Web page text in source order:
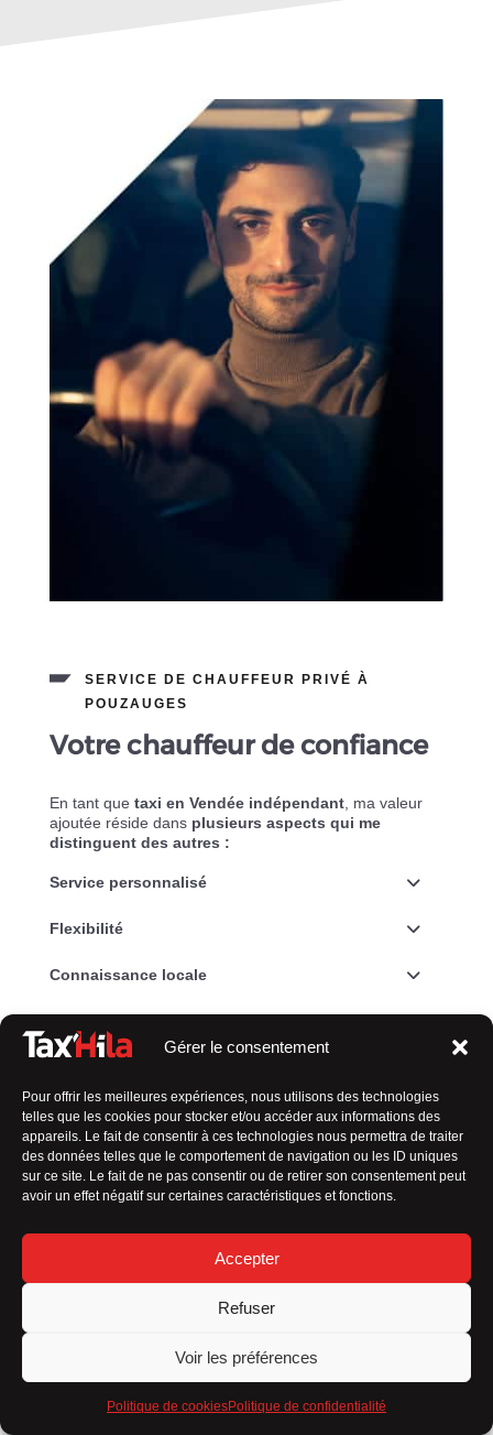
Gérer le consentement
Pour offrir les meilleures expériences, nous utilisons des technologies
telles que les cookies pour stocker et/ou accéder aux informations des
appareils. Le fait de consentir à ces technologies nous permettra de traiter
des données telles que le comportement de navigation ou les ID uniques
sur ce site. Le fait de ne pas consentir ou de retirer son consentement peut
avoir un effet négatif sur certaines caractéristiques et fonctions.
Accepter
Refuser
Voir les préférences
Politique de cookiesPolitique de confidentialité
SERVICE DE CHAUFFEUR PRIVÉ À
POUZAUGES
Votre chauffeur de confiance
En tant que taxi en Vendée indépendant, ma valeur
ajoutée réside dans plusieurs aspects qui me
distinguent des autres :
Service personnalisé
Flexibilité
Connaissance locale
Tarification transparente
En résumé,mon approche axée sur le client, ma
flexibilité et mon souci du détail font toute la
différencedans l’expérience de transport que je
Carte professionnelle de chauffeur de
taxi